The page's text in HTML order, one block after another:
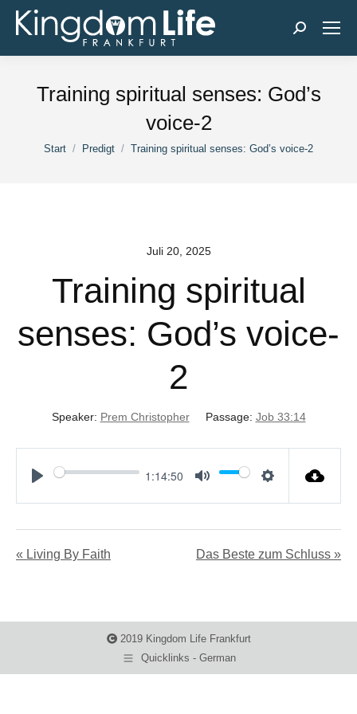
Search:
Training spiritual senses: God’s
voice-2
Sie befinden sich hier:
Start Predigt Training spiritual senses: God’s voice-2
Juli 20, 2025
Training spiritual
senses: God’s voice-
2
Speaker: Prem Christopher Passage: Job 33:14
1:14:50
« Living By Faith Das Beste zum Schluss »
2019 Kingdom Life Frankfurt
Quicklinks - German